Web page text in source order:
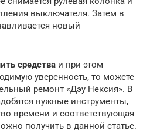
выключателя. Затем в
новый
средства и при этом
уверенность, то можете
ремонт «Дэу Нексия». В
нужные инструменты,
времени и соответствующая
получить в данной статье.